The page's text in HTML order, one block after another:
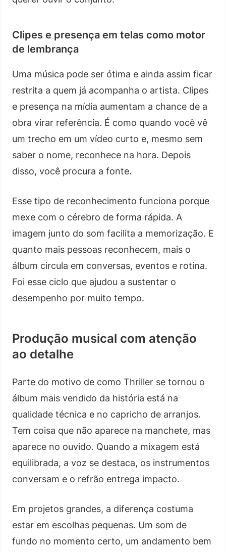
Clipes e presença em telas como motor
de lembrança
Uma música pode ser ótima e ainda assim ficar
restrita a quem já acompanha o artista. Clipes
e presença na mídia aumentam a chance de a
obra virar referência. É como quando você vê
um trecho em um vídeo curto e, mesmo sem
saber o nome, reconhece na hora. Depois
disso, você procura a fonte.
Esse tipo de reconhecimento funciona porque
mexe com o cérebro de forma rápida. A
imagem junto do som facilita a memorização. E
quanto mais pessoas reconhecem, mais o
álbum circula em conversas, eventos e rotina.
Foi esse ciclo que ajudou a sustentar o
desempenho por muito tempo.
Produção musical com atenção
ao detalhe
Parte do motivo de como Thriller se tornou o
álbum mais vendido da história está na
qualidade técnica e no capricho de arranjos.
Tem coisa que não aparece na manchete, mas
aparece no ouvido. Quando a mixagem está
equilibrada, a voz se destaca, os instrumentos
conversam e o refrão entrega impacto.
Em projetos grandes, a diferença costuma
estar em escolhas pequenas. Um som de
fundo no momento certo, um andamento bem